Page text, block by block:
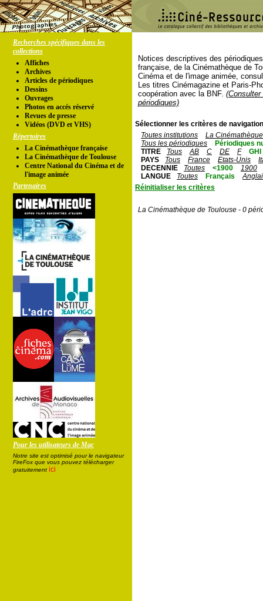
Recherches spécifiques dans les
collections
Affiches
Archives
Articles de périodiques
Dessins
Ouvrages
Photos en accés réservé
Revues de presse
Vidéos (DVD et VHS)
Répertoires
La Cinémathèque française
La Cinémathèque de Toulouse
Centre National du Cinéma et de
l'image animée
Partenaires
Pour les utilisateurs de Mac
Notre site est optimisé pour le navigateur
FireFox que vous pouvez télécharger
gratuitement ici
Notices descriptives des
française, de la Cinémathèque de
Cinéma et de l'image animée,
Les titres Cinémagazine et Paris-
coopération avec la BNF.
périodiques)
Sélectionner les critères de
Toutes institutions
La
Tous les périodiques
Périodiques
TITRE
Tous AB C DE F
GHI
PAYS
Tous France Etats-Unis
DECENNIE
Toutes <1900
1900
LANGUE
Toutes Français
Réinitialiser les critères
La Cinémathèque de Toulouse - 0